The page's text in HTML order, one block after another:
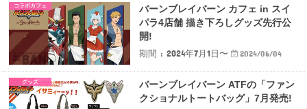
コラボカフェ
バーンブレイバーン カフェ in スイ
パラ4店舗 描き下ろしグッズ先行公
開!
期間 : 2024年7月1日〜
2024/06/04
グッズ
バーンブレイバーン ATFの「ファン
クショナルトートバッグ」7月発売!